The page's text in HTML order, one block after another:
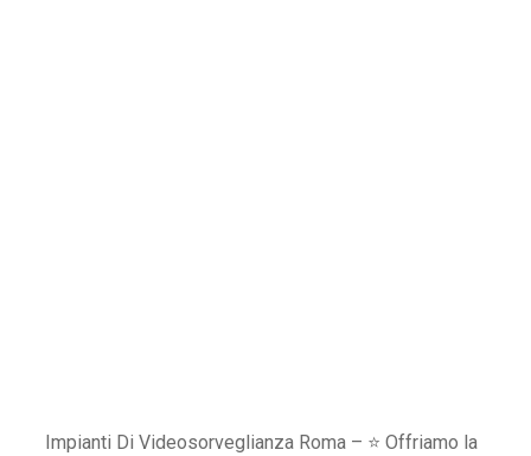
Impianti Di Videosorveglianza Roma – ⭐ Offriamo la